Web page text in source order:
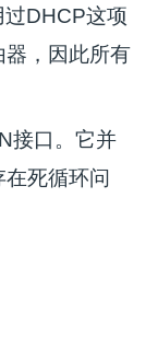
DHCP这项
器，因此所有
接口。它并
死循环问